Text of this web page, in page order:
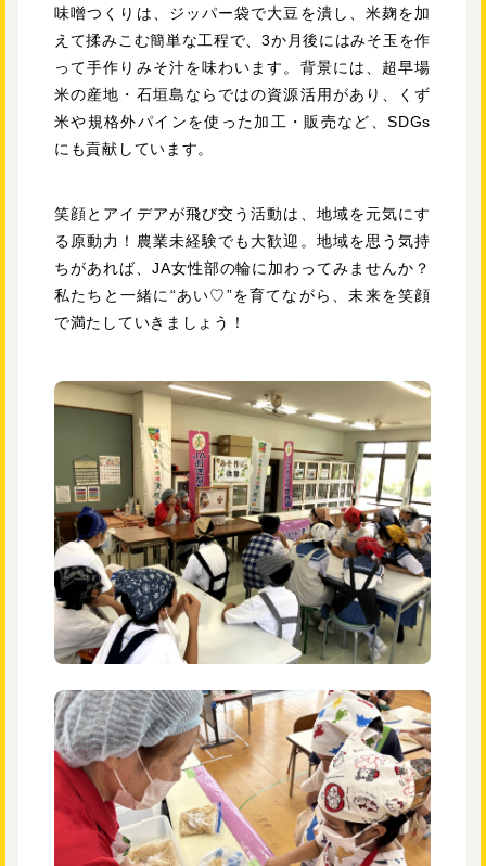
味噌つくりは、ジッパー袋で大豆を潰し、米麹を加
えて揉みこむ簡単な工程で、3か月後にはみそ玉を作
って手作りみそ汁を味わいます。背景には、超早場
米の産地・石垣島ならではの資源活用があり、くず
米や規格外パインを使った加工・販売など、SDGs
にも貢献しています。
笑顔とアイデアが飛び交う活動は、地域を元気にす
る原動力！農業未経験でも大歓迎。地域を思う気持
ちがあれば、JA女性部の輪に加わってみませんか？
私たちと一緒に“あい♡”を育てながら、未来を笑顔
で満たしていきましょう！